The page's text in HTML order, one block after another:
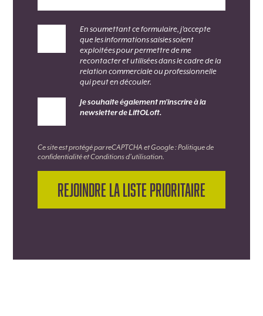
En soumettant ce formulaire, j’accepte
que les informations saisies soient
exploitées pour permettre de me
recontacter et utilisées dans le cadre de la
relation commerciale ou professionnelle
qui peut en découler.
Je souhaite également m'inscrire à la
newsletter de LiftOLoft.
Ce site est protégé par reCAPTCHA et Google :Politique de
confidentialitéetConditions d'utilisation.